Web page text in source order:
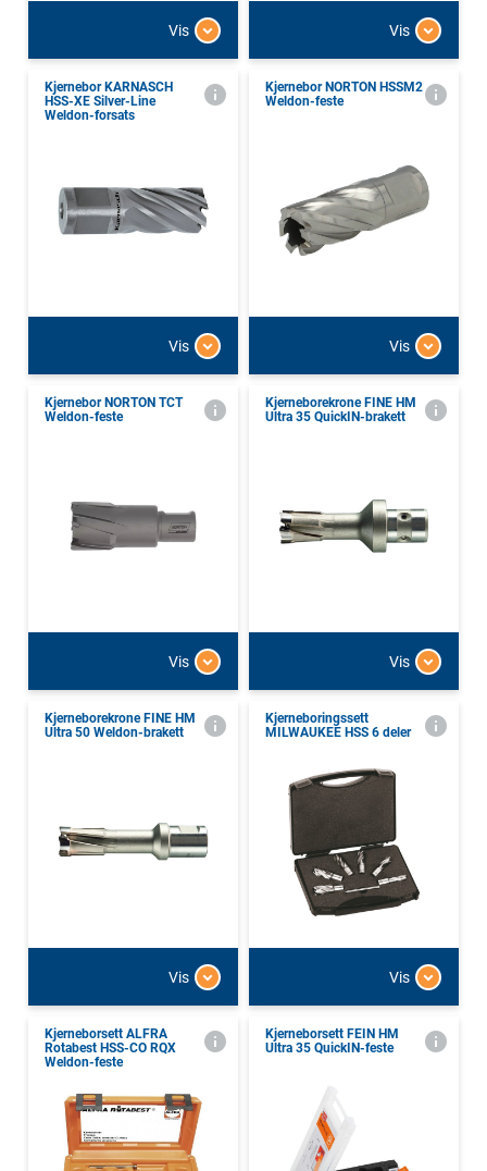
Vis Vis
Kjernebor KARNASCH
HSS-XE Silver-Line
Weldon-forsats
Vis
Kjernebor NORTON HSSM2
Weldon-feste
Vis
Kjernebor NORTON TCT
Weldon-feste
Vis
Kjerneborekrone FINE HM
Ultra 35 QuickIN-brakett
Vis
Kjerneborekrone FINE HM
Ultra 50 Weldon-brakett
Vis
Kjerneboringssett
MILWAUKEE HSS 6 deler
Vis
Kjerneborsett ALFRA
Rotabest HSS-CO RQX
Weldon-feste
Kjerneborsett FEIN HM
Ultra 35 QuickIN-feste